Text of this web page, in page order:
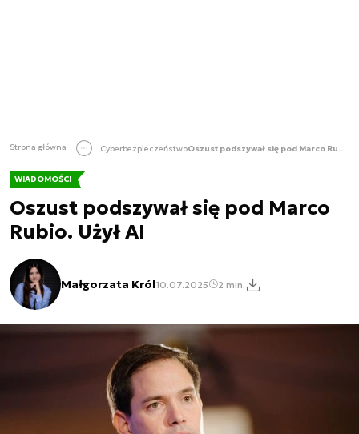
Strona główna Cyberbezpieczeństwo Oszust podszywał się pod Marco Rubio. Użył AI
WIADOMOŚCI
Oszust podszywał się pod Marco
Rubio. Użył AI
Małgorzata Król10.07.2025 2 min.